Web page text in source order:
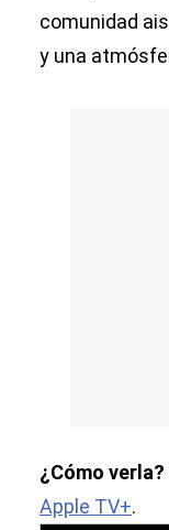
comunidad
y una
¿Cómo verla?
Apple TV+.